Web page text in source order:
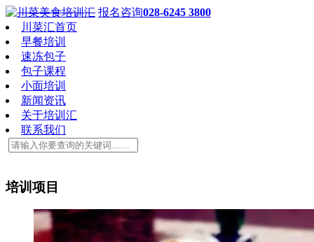
报名咨询028-6245 3800
川菜汇首页
早餐培训
速冻包子
包子课程
小面培训
新闻资讯
关于培训汇
联系我们
培训项目